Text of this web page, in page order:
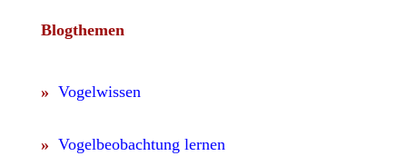
Blogthemen
» Vogelwissen
» Vogelbeobachtung lernen